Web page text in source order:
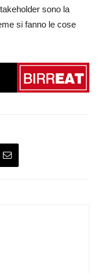
sono la
si fanno le cose